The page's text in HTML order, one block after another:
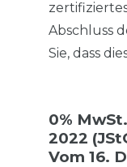
Abschluss
Sie, dass
0%
2022
Vom 16.